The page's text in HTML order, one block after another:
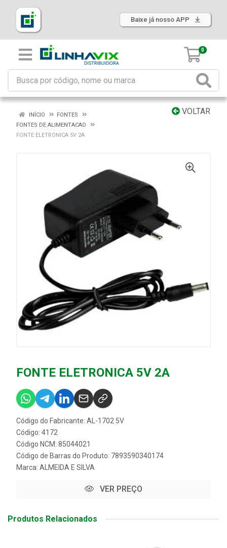
Baixe já nosso APP
0
VOLTAR
INÍCIO
FONTES
FONTES DE ALIMENTACAO
FONTE ELETRONICA 5V 2A
FONTE ELETRONICA 5V 2A
Código do Fabricante: AL-1702 5V
Código: 4172
Código NCM: 85044021
Código de Barras do Produto: 7893590340174
Marca: ALMEIDA E SILVA
VER PREÇO
Produtos Relacionados